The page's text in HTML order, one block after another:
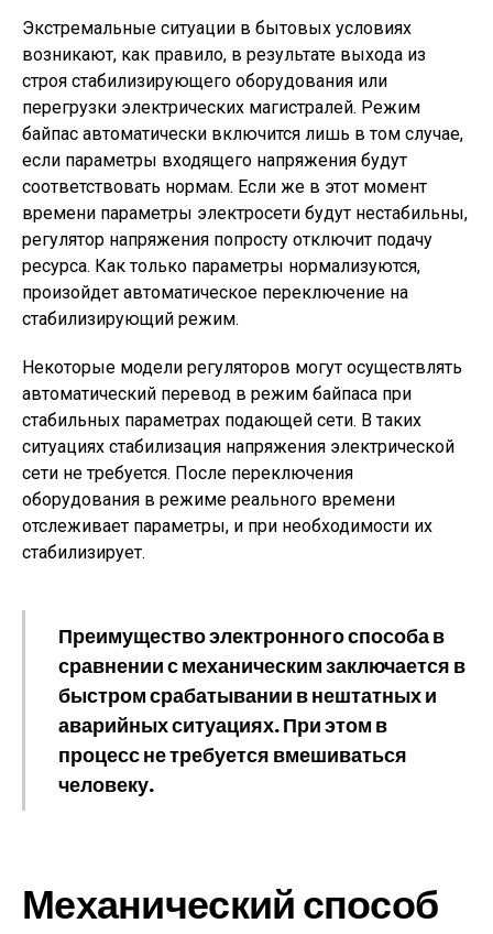
Экстремальные ситуации в бытовых условиях
возникают, как правило, в результате выхода из
строя стабилизирующего оборудования или
перегрузки электрических магистралей. Режим
байпас автоматически включится лишь в том случае,
если параметры входящего напряжения будут
соответствовать нормам. Если же в этот момент
времени параметры электросети будут нестабильны,
регулятор напряжения попросту отключит подачу
ресурса. Как только параметры нормализуются,
произойдет автоматическое переключение на
стабилизирующий режим.
Некоторые модели регуляторов могут осуществлять
автоматический перевод в режим байпаса при
стабильных параметрах подающей сети. В таких
ситуациях стабилизация напряжения электрической
сети не требуется. После переключения
оборудования в режиме реального времени
отслеживает параметры, и при необходимости их
стабилизирует.
Преимущество электронного способа в
сравнении с механическим заключается в
быстром срабатывании в нештатных и
аварийных ситуациях. При этом в
процесс не требуется вмешиваться
человеку.
Механический способ